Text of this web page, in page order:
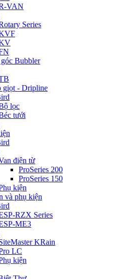
VAN
Series
Bubbler
giọt - Dripline
lọc
tưới
điện từ
ProSeries 200
ProSeries 150
kiện
và phụ kiện
RZX Series
ME3
KRain
LC
kiện